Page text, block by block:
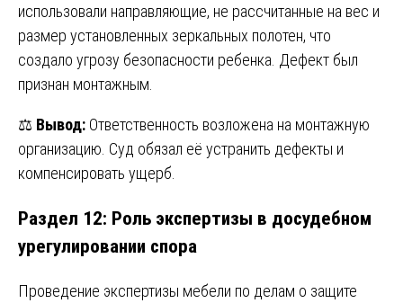
использовали направляющие, не рассчитанные на вес и
размер установленных зеркальных полотен, что
создало угрозу безопасности ребенка. Дефект был
признан монтажным.
⚖️ Вывод: Ответственность возложена на монтажную
организацию. Суд обязал её устранить дефекты и
компенсировать ущерб.
Раздел 12: Роль экспертизы в досудебном
урегулировании спора
Проведение экспертизы мебели по делам о защите